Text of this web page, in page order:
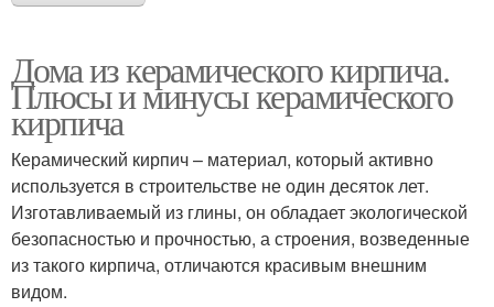
Дома из керамического кирпича.
Плюсы и минусы керамического
кирпича
Керамический кирпич – материал, который активно
используется в строительстве не один десяток лет.
Изготавливаемый из глины, он обладает экологической
безопасностью и прочностью, а строения, возведенные
из такого кирпича, отличаются красивым внешним
видом.